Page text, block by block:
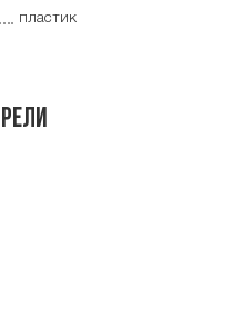
пластик